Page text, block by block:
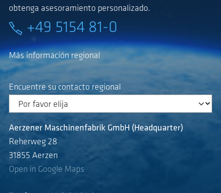
obtenga asesoramiento personalizado.
+49 5154 81-0
Más información regional
Encuentre su contacto regional
Aerzener Maschinenfabrik GmbH (Headquarter)
Reherweg 28
31855 Aerzen
Open in Google Maps